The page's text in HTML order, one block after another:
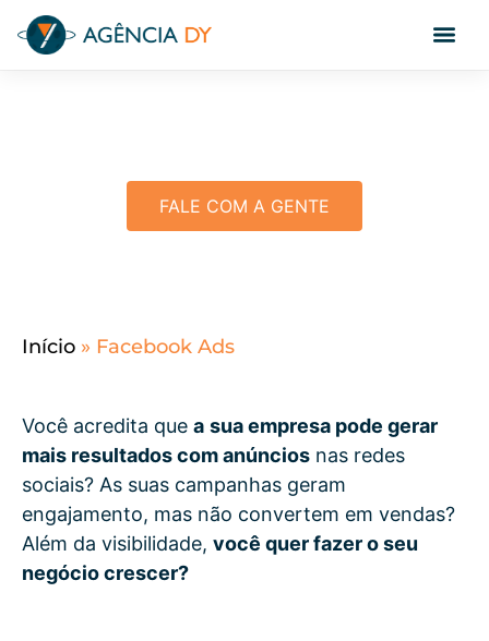
FALE COM A GENTE
Início » Facebook Ads
Você acredita que a sua empresa pode gerar
mais resultados com anúncios nas redes
sociais? As suas campanhas geram
engajamento, mas não convertem em vendas?
Além da visibilidade, você quer fazer o seu
negócio crescer?